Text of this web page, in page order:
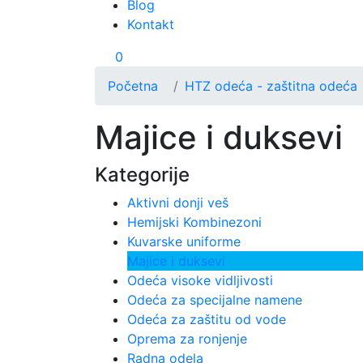
Blog
Kontakt
0
Početna
HTZ odeća - zaštitna odeća
Majice i duksevi
Kategorije
Aktivni donji veš
Hemijski Kombinezoni
Kuvarske uniforme
Majice i duksevi
Odeća visoke vidljivosti
Odeća za specijalne namene
Odeća za zaštitu od vode
Oprema za ronjenje
Radna odela